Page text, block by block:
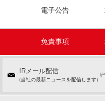
電子公告
免責事項
IRメール配信
(当社の最新ニュースを配信します)